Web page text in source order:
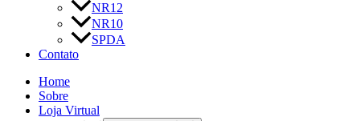
NR12
NR10
SPDA
Contato
Home
Sobre
Loja Virtual